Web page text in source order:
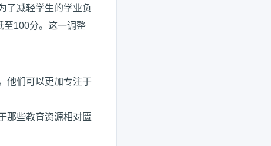
了减轻学生的学业负
至100分。这一调整
他们可以更加专注于
那些教育资源相对匮